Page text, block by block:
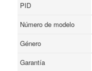
PID
Número de modelo
Género
Garantía